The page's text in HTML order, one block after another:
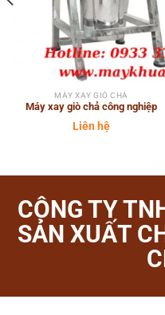
MÁY XAY GIÒ CHẢ
Máy xay giò chả công nghiệp
Liên hệ
CÔNG TY
SẢN XUẤT